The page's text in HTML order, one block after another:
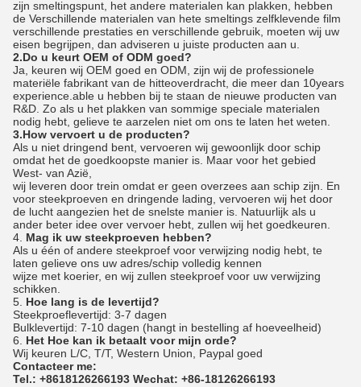
zijn smeltingspunt, het andere materialen kan plakken, hebben
de Verschillende materialen van hete smeltings zelfklevende film
verschillende prestaties en verschillende gebruik, moeten wij uw
eisen begrijpen, dan adviseren u juiste producten aan u.
2.Do u keurt OEM of ODM goed?
Ja, keuren wij OEM goed en ODM, zijn wij de professionele
materiële fabrikant van de hitteoverdracht, die meer dan 10years
experience.able u hebben bij te staan de nieuwe producten van
R&D. Zo als u het plakken van sommige speciale materialen
nodig hebt, gelieve te aarzelen niet om ons te laten het weten.
3.How vervoert u de producten?
Als u niet dringend bent, vervoeren wij gewoonlijk door schip
omdat het de goedkoopste manier is. Maar voor het gebied
West- van Azië,
wij leveren door trein omdat er geen overzees aan schip zijn. En
voor steekproeven en dringende lading, vervoeren wij het door
de lucht aangezien het de snelste manier is. Natuurlijk als u
ander beter idee over vervoer hebt, zullen wij het goedkeuren.
4. Mag ik uw steekproeven hebben?
Als u één of andere steekproef voor verwijzing nodig hebt, te
laten gelieve ons uw adres/schip volledig kennen
wijze met koerier, en wij zullen steekproef voor uw verwijzing
schikken.
5. Hoe lang is de levertijd?
Steekproeflevertijd: 3-7 dagen
Bulklevertijd: 7-10 dagen (hangt in bestelling af hoeveelheid)
6. Het Hoe kan ik betaalt voor mijn orde?
Wij keuren L/C, T/T, Western Union, Paypal goed
Contacteer me:
Tel.: +8618126266193 Wechat: +86-18126266193